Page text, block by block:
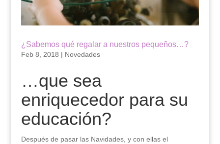
¿Sabemos qué regalar a nuestros pequeños…?
Feb 8, 2018 | Novedades
…que sea
enriquecedor para su
educación?
Después de pasar las Navidades, y con ellas el